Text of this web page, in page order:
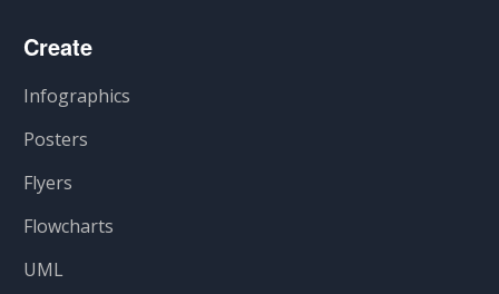
Create
Infographics
Posters
Flyers
Flowcharts
UML